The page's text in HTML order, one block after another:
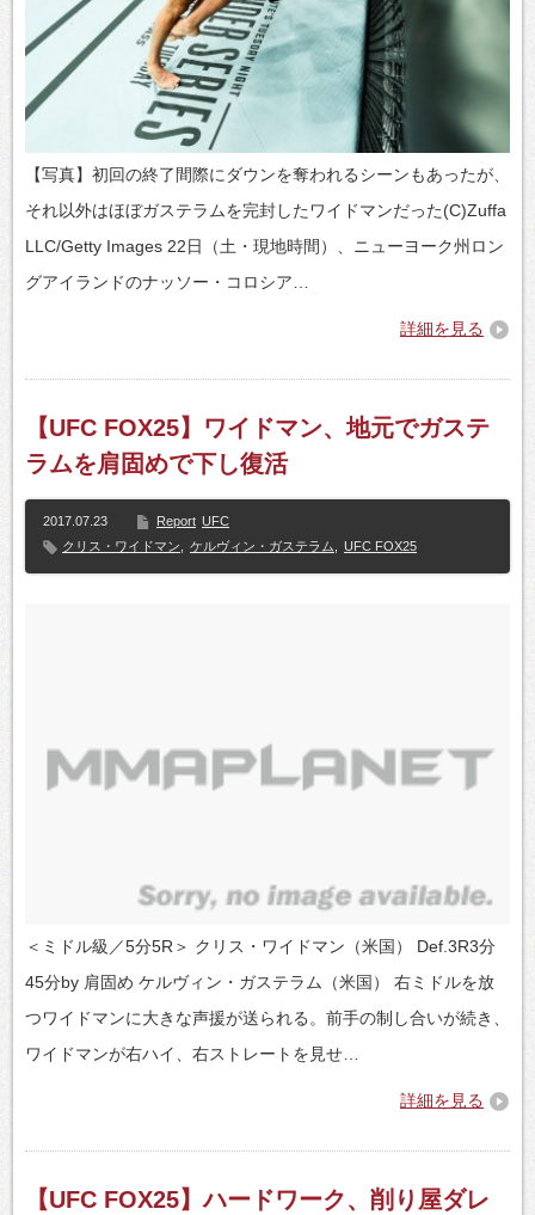
【写真】初回の終了間際にダウンを奪われるシーンもあったが、
それ以外はほぼガステラムを完封したワイドマンだった(C)Zuffa
LLC/Getty Images 22日（土・現地時間）、ニューヨーク州ロン
グアイランドのナッソー・コロシア…
詳細を見る
【UFC FOX25】ワイドマン、地元でガステ
ラムを肩固めで下し復活
2017.07.23 Report UFC
クリス・ワイドマン
ケルヴィン・ガステラム UFC FOX25
＜ミドル級／5分5R＞ クリス・ワイドマン（米国） Def.3R3分
45分by 肩固め ケルヴィン・ガステラム（米国） 右ミドルを放
つワイドマンに大きな声援が送られる。前手の制し合いが続き、
ワイドマンが右ハイ、右ストレートを見せ…
詳細を見る
【UFC FOX25】ハードワーク、削り屋ダレ